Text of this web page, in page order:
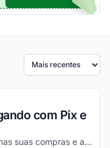
Ordenar por
com Pix e
Não perca a chance de economizar nas suas compras e aproveite todas as vantagens possíveis!